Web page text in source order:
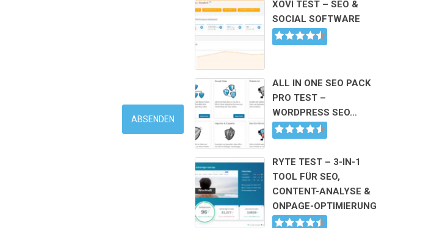
XOVI TEST – SEO &
SOCIAL SOFTWARE
ALL IN ONE SEO PACK
PRO TEST –
WORDPRESS SEO…
RYTE TEST – 3-IN-1
TOOL FÜR SEO,
CONTENT-ANALYSE &
ONPAGE-OPTIMIERUNG